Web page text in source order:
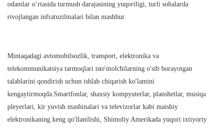
odamlar o‘rtasida turmush darajasining yuqoriligi, turli sohalarda
rivojlangan infratuzilmalari bilan mashhur.
Mintaqadagi avtomobilsozlik, transport, elektronika va
telekommunikatsiya tarmoqlari iste'molchilarning o'sib borayotgan
talablarini qondirish uchun ishlab chiqarish ko'lamini
kengaytirmoqda.Smartfonlar, shaxsiy kompyuterlar, planshetlar, musiqa
pleyerlari, kir yuvish mashinalari va televizorlar kabi maishiy
elektronikaning keng qo'llanilishi, Shimoliy Amerikada yuqori ixtiyoriy